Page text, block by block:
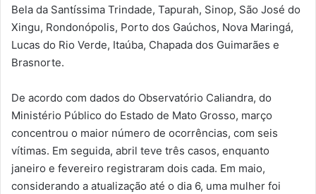
Bela da Santíssima Trindade, Tapurah, Sinop, São José do
Xingu, Rondonópolis, Porto dos Gaúchos, Nova Maringá,
Lucas do Rio Verde, Itaúba, Chapada dos Guimarães e
Brasnorte.
De acordo com dados do Observatório Caliandra, do
Ministério Público do Estado de Mato Grosso, março
concentrou o maior número de ocorrências, com seis
vítimas. Em seguida, abril teve três casos, enquanto
janeiro e fevereiro registraram dois cada. Em maio,
considerando a atualização até o dia 6, uma mulher foi